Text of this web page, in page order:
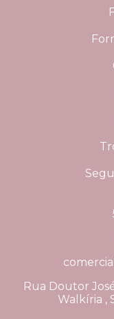
Rua Doutor
Walkíria ,